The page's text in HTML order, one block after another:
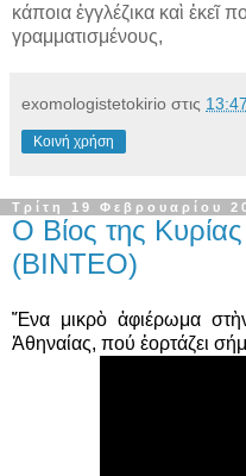
κάποια ἐγγλέζικα καὶ ἐκεῖ
γραμματισμένους,
exomologistetokirio στις 13:47
Κοινή χρήση
Τρίτη 19 Φεβρουαρίου
Ο Βίος της
(ΒΙΝΤΕΟ)
Ἕνα μικρὸ ἀφιέρωμα
Ἀθηναίας, πού ἑορτάζει